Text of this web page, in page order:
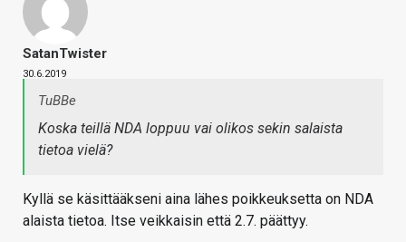
SatanTwister
30.6.2019
TuBBe
Koska teillä NDA loppuu vai olikos sekin salaista
tietoa vielä?
Kyllä se käsittääkseni aina lähes poikkeuksetta on NDA
alaista tietoa. Itse veikkaisin että 2.7. päättyy.